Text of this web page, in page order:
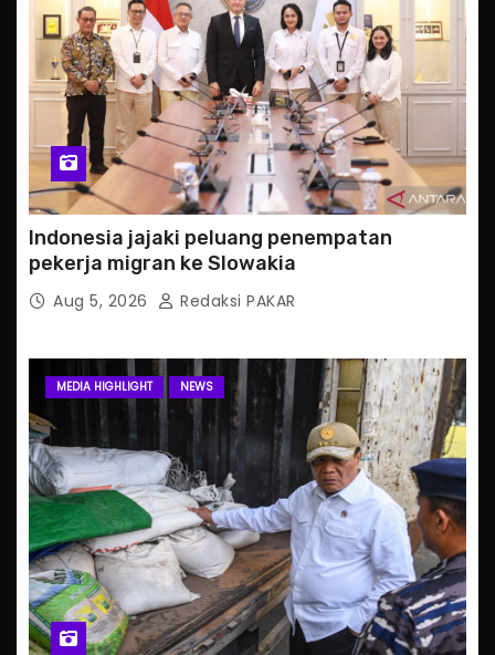
Indonesia jajaki peluang penempatan
pekerja migran ke Slowakia
Aug 5, 2026 Redaksi PAKAR
MEDIA HIGHLIGHT NEWS